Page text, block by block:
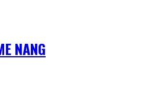
NANG